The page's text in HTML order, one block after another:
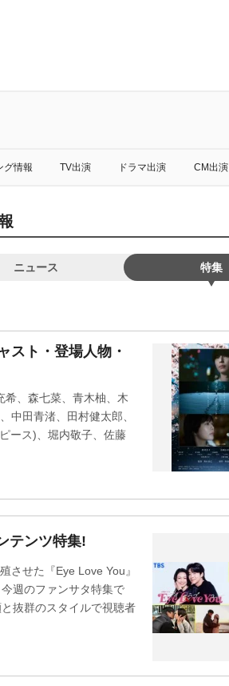
グ情報 TV出演 ドラマ出演 CM出演
ニュース 特集
スト・登場人物・
希、森七菜、青木柚、木
中田青渚、田村健太郎、
ース)、堀内敬子、佐藤
テンツ特集!
させた『Eye Love You』
週のファンサタ特集で
抜群のスタイルで視聴者